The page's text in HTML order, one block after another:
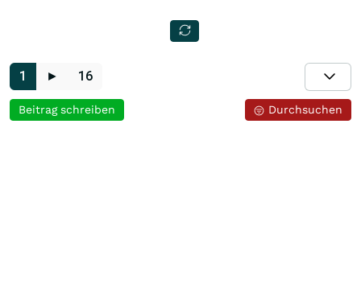
1 ► 16
Durchsuchen
Beitrag schreiben